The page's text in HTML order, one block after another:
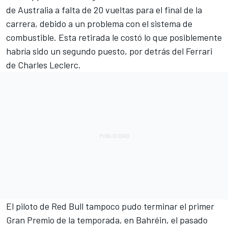
de Australia a falta de 20 vueltas para el final de la
carrera, debido a un problema con el sistema de
combustible. Esta retirada le costó lo que posiblemente
habría sido un segundo puesto, por detrás del Ferrari
de Charles Leclerc.
El piloto de Red Bull tampoco pudo terminar el primer
Gran Premio de la temporada, en Bahréin, el pasado